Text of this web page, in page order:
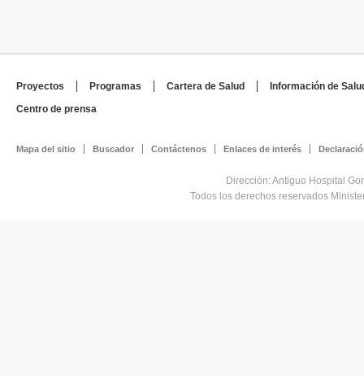
Proyectos Programas Cartera de Salud
Información de
Centro de prensa
Mapa del sitio Buscador Contáctenos Enlaces de interés
Dirección: Antiguo Hospital
Todos los derechos reservados